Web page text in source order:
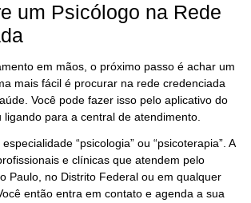
um Psicólogo na Rede
em mãos, o próximo passo é achar um
mais fácil é procurar na rede credenciada
Você pode fazer isso pelo aplicativo do
ligando para a central de atendimento.
“psicologia” ou “psicoterapia”. A
e clínicas que atendem pelo
Paulo, no Distrito Federal ou em qualquer
então entra em contato e agenda a sua